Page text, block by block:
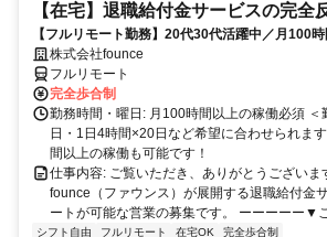
【在宅】退職給付金サービスの完全
【フルリモート勤務】20代30代活躍中／月100
の最高月収100万円／営業経験1年あればOK／ア
研修制度充実
株式会社founce
フルリモート
完全歩合制
勤務時間・曜日: 月100時間以上の稼働必須
日・1日4時間×20日など希望に合わせられま
間以上の稼働も可能です！
仕事内容: ご覧いただき、ありがとうございま
founce（ファウンス）が展開する退職給付金
ートが可能な営業の募集です。 ーーーーー▼
シフト自由 フルリモート 在宅OK 完全歩合制